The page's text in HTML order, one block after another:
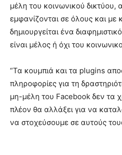
μέλη του κοινωνικού δικτύου,
εμφανίζονται σε όλους και με
δημιουργείται ένα
είναι μέλος ή όχι του
“Τα κουμπιά και τα plugins
πληροφορίες για τη
μη-μέλη του Facebook δεν τα
πλέον θα αλλάξει για να
να στοχεύσουμε σε αυτούς